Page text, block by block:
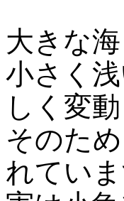
大きな海
小さく
しく変動
そのた
れていま